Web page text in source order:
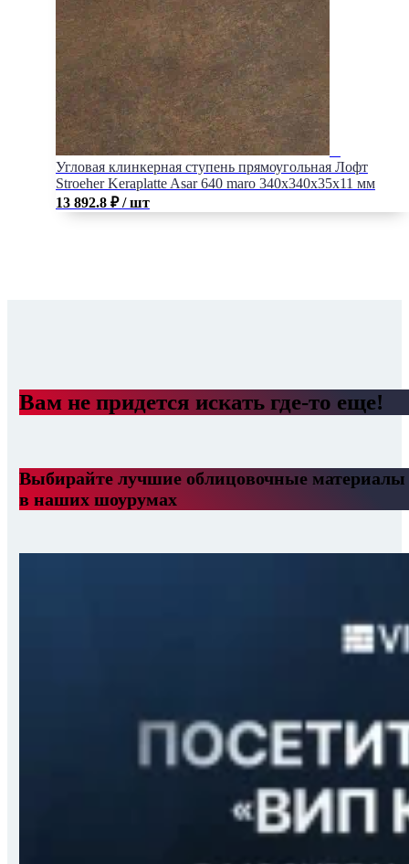
Угловая клинкерная ступень прямоугольная Лофт
Stroeher Keraplatte Asar 640 maro 340х340х35х11 мм
13 892.8 ₽ / шт
Вам не придется искать где-то еще!
Выбирайте лучшие облицовочные материалы
в наших шоурумах